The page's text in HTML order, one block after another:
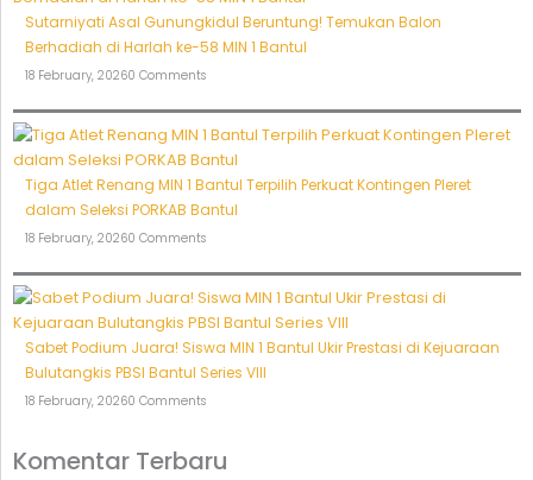
Sutarniyati Asal Gunungkidul Beruntung! Temukan Balon
Berhadiah di Harlah ke-58 MIN 1 Bantul
18 February, 20260 Comments
Tiga Atlet Renang MIN 1 Bantul Terpilih Perkuat Kontingen Pleret
dalam Seleksi PORKAB Bantul
18 February, 20260 Comments
Sabet Podium Juara! Siswa MIN 1 Bantul Ukir Prestasi di Kejuaraan
Bulutangkis PBSI Bantul Series VIII
18 February, 20260 Comments
Komentar Terbaru